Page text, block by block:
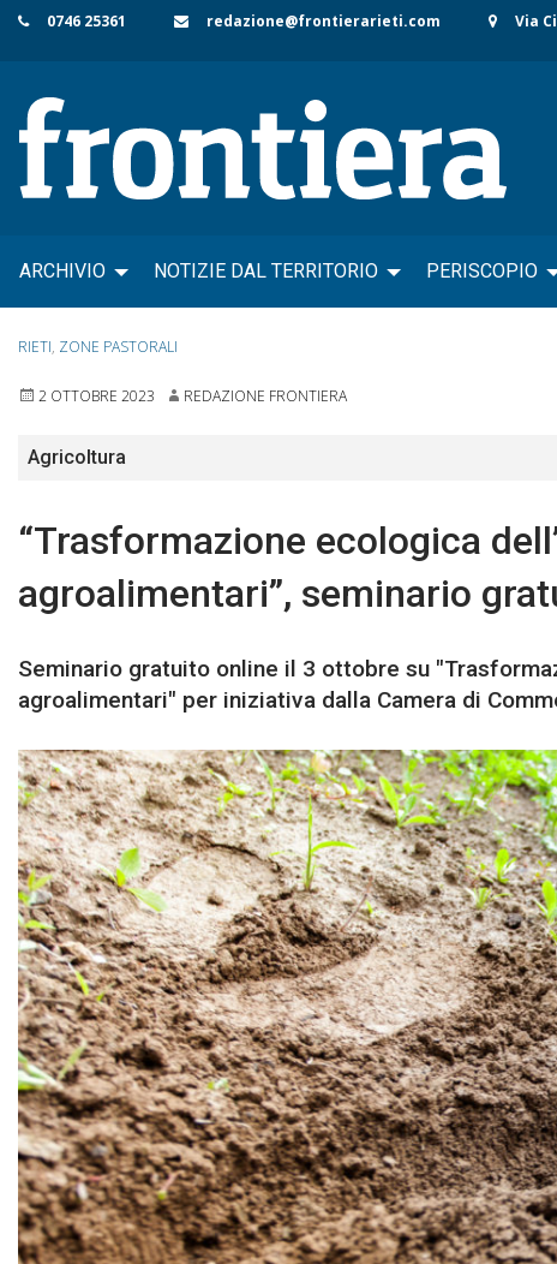
Skip
content
0746 25361 redazione@frontierarieti.com Via
ARCHIVIO NOTIZIE DAL TERRITORIO PERISCOPIO
RIETI, ZONE PASTORALI
2 OTTOBRE 2023 REDAZIONE FRONTIERA
Agricoltura
“Trasformazione ecologica
agroalimentari”, seminario
Seminario gratuito online il 3 ottobre su
agroalimentari" per iniziativa dalla Camera di